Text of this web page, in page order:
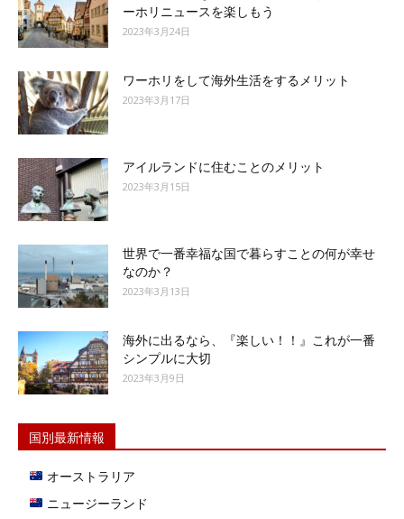
ーホリニュースを楽しもう
2023年3月24日
ワーホリをして海外生活をするメリット
2023年3月17日
アイルランドに住むことのメリット
2023年3月15日
世界で一番幸福な国で暮らすことの何が幸せ
なのか？
2023年3月13日
海外に出るなら、『楽しい！！』これが一番
シンプルに大切
2023年3月9日
国別最新情報
オーストラリア
ニュージーランド